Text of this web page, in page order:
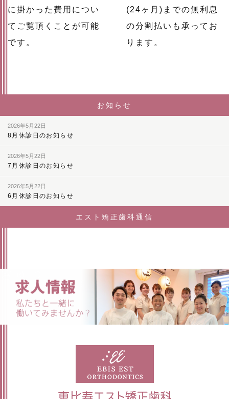
に掛かった費用につい
てご覧頂くことが可能
です。
(24ヶ月)までの無利息
の分割払いも承ってお
ります。
お知らせ
2026年5月22日
8月休診日のお知らせ
2026年5月22日
7月休診日のお知らせ
2026年5月22日
6月休診日のお知らせ
エスト矯正歯科通信